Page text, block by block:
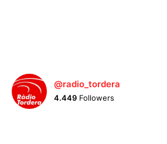
@radio_tordera
4.449 Followers